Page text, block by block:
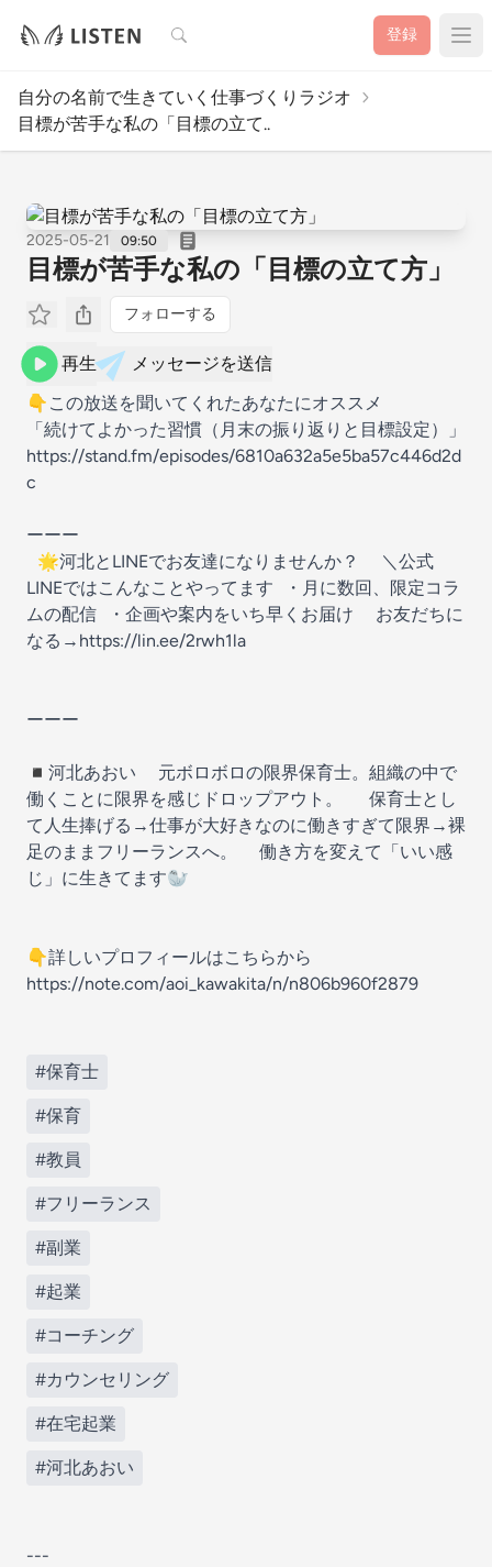
検索 登録
自分の名前で生きていく仕事づくりラジオ
目標が苦手な私の「目標の立て..
2025-05-21 09:50
目標が苦手な私の「目標の立て方」
フォローする
再生
メッセージを送信
👇この放送を聞いてくれたあなたにオススメ
「続けてよかった習慣（月末の振り返りと目標設定）」
https://stand.fm/episodes/6810a632a5e5ba57c446d2d
c
ーーー
🌟河北とLINEでお友達になりませんか？ ＼公式
LINEではこんなことやってます ・月に数回、限定コラ
ムの配信 ・企画や案内をいち早くお届け お友だちに
なる→https://lin.ee/2rwh1la
ーーー
◾️河北あおい 元ボロボロの限界保育士。組織の中で
働くことに限界を感じドロップアウト。 保育士とし
て人生捧げる→仕事が大好きなのに働きすぎて限界→裸
足のままフリーランスへ。 働き方を変えて「いい感
じ」に生きてます🦭
👇詳しいプロフィールはこちらから
https://note.com/aoi_kawakita/n/n806b960f2879
#保育士
#保育
#教員
#フリーランス
#副業
#起業
#コーチング
#カウンセリング
#在宅起業
#河北あおい
---